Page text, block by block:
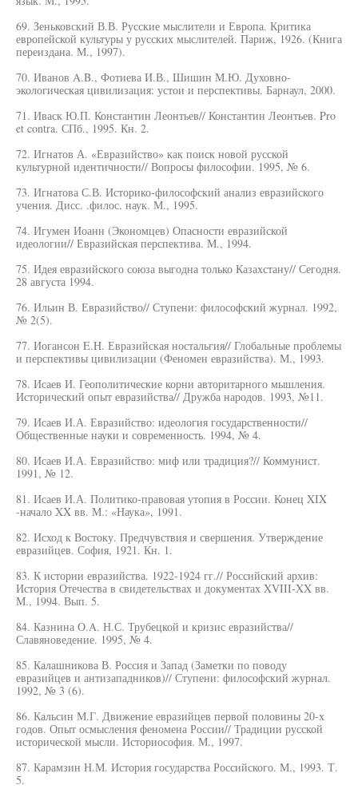
69. Зеньковский В.В. Русские мыслители и Европа. Критика
европейской культуры у русских мыслителей. Париж, 1926. (Книга
переиздана. М., 1997).
70. Иванов A.B., Фотиева И.В., Шишин М.Ю. Духовно-
экологическая цивилизация: устои и перспективы. Барнаул, 2000.
71. Иваск Ю.П. Константин Леонтьев// Константин Леонтьев. Pro
et contra. СПб., 1995. Кн. 2.
72. Игнатов А. «Евразийство» как поиск новой русской
культурной идентичности// Вопросы философии. 1995, № 6.
73. Игнатова С.В. Историко-философский анализ евразийского
учения. Дисс. .филос. наук. М., 1995.
74. Игумен Иоанн (Экономцев) Опасности евразийской
идеологии// Евразийская перспектива. М., 1994.
75. Идея евразийского союза выгодна только Казахстану// Сегодня.
28 августа 1994.
76. Ильин В. Евразийство// Ступени: философский журнал. 1992,
№ 2(5).
77. Иогансон E.H. Евразийская ностальгия// Глобальные проблемы
и перспективы цивилизации (Феномен евразийства). М., 1993.
78. Исаев И. Геополитические корни авторитарного мышления.
Исторический опыт евразийства// Дружба народов. 1993, №11.
79. Исаев И.А. Евразийство: идеология государственности//
Общественные науки и современность. 1994, № 4.
80. Исаев И.А. Евразийство: миф или традиция?// Коммунист.
1991, № 12.
81. Исаев И.А. Политико-правовая утопия в России. Конец XIX
-начало XX вв. М.: «Наука», 1991.
82. Исход к Востоку. Предчувствия и свершения. Утверждение
евразийцев. София, 1921. Кн. 1.
83. К истории евразийства. 1922-1924 гг.// Российский архив:
История Отечества в свидетельствах и документах XVIII-XX вв.
М., 1994. Вып. 5.
84. Казнина O.A. Н.С. Трубецкой и кризис евразийства//
Славяноведение. 1995, № 4.
85. Калашникова В. Россия и Запад (Заметки по поводу
евразийцев и антизападников)// Ступени: философский журнал.
1992, № 3 (6).
86. Кальсин М.Г. Движение евразийцев первой половины 20-х
годов. Опыт осмысления феномена России// Традиции русской
исторической мысли. Историософия. М., 1997.
87. Карамзин Н.М. История государства Российского. М., 1993. Т.
5.